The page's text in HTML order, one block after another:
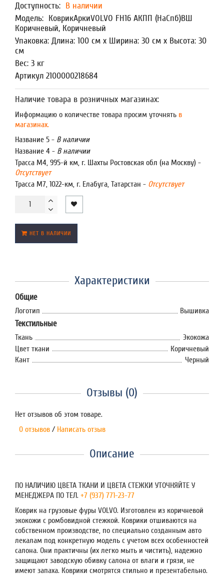
Доступность: В наличии
Модель: КоврикАркиVOLVO FH16 АКПП (НаСпб)ВШ
Коричневый, Коричневый
Упаковка: Длина: 100 см x Ширина: 30 см x Высота: 30
см
Вес: 3 кг
Артикул 2100000218684
Наличие товара в розничных магазинах:
Информацию о количестве товара просим уточнять в
магазинах.
Название 5 - В наличии
Название 4 - В наличии
Трасса М4, 995-й км, г. Шахты Ростовская обл (на Москву) -
Отсутствует
Трасса М7, 1022-км, г. Елабуга, Татарстан - Отсутствует
НЕТ В НАЛИЧИИ
Характеристики
Общие
Логотип Вышивка
Текстильные
Ткань
Экокожа
Цвет ткани
Коричневый
Кант
Черный
Отзывы (0)
Нет отзывов об этом товаре.
0 отзывов / Написать отзыв
Описание
ПО НАЛИЧИЮ ЦВЕТА ТКАНИ И ЦВЕТА СТЕЖКИ УТОЧНЯЙТЕ У
МЕНЕДЖЕРА ПО ТЕЛ. +7 (937) 771-23-77
Коврик на грузовые фуры VOLVO. Изготовлен из коричневой
экокожи с ромбовидной стежкой. Коврики отшиваются на
собственном производстве, по специально созданным авто
лекалам под конкретную модель с учетом всех особенностей
салона. Они практичны (их легко мыть и чистить), надежно
защищают заводскую обивку салона от влаги и грязи, не
имеют запаха. Коврики смотрятся стильно и презентабельно.